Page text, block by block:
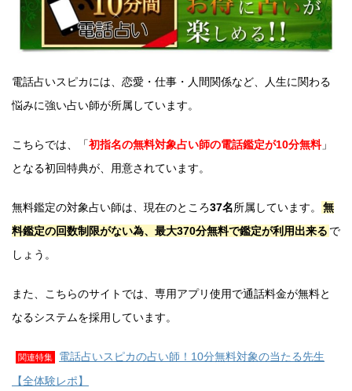
電話占いスピカには、恋愛・仕事・人間関係など、人生に関わる
悩みに強い占い師が所属しています。
こちらでは、「初指名の無料対象占い師の電話鑑定が10分無料」
となる初回特典が、用意されています。
無料鑑定の対象占い師は、現在のところ37名所属しています。
無
料鑑定の回数制限がない為、最大370分無料で鑑定が利用出来る で
しょう。
また、こちらのサイトでは、専用アプリ使用で通話料金が無料と
なるシステムを採用しています。
関連特集
電話占いスピカの占い師！10分無料対象の当たる先生
【全体験レポ】